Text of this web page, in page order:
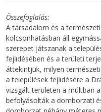
Összefoglalás
A társadalom és a
kölcsönhatásban áll
szerepet játszanak a
fejlıdésében és a területi
áttekintjük, milyen
a települések fejlıdésére a
vizsgált területen a múltban
befolyásolták a domborzati